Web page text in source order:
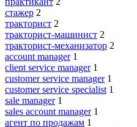
стажер 2
тракторист 2
тракторист-машинист 2
тракторист-механизатор 2
account manager 1
client service manager 1
customer service manager 1
customer service specialist 1
sale manager 1
sales account manager 1
агент по продажам 1